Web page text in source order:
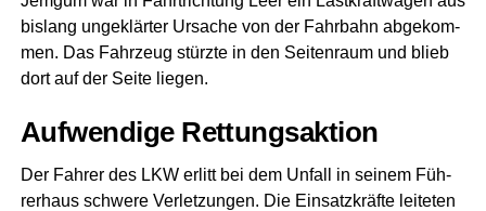
bis­lang unge­klär­ter Ursa­che von der Fahr­bahn abge­kom­
men. Das Fahr­zeug stürz­te in den Sei­ten­raum und blieb
dort auf der Sei­te liegen.
Auf­wen­di­ge Rettungsaktion
Der Fah­rer des LKW erlitt bei dem Unfall in sei­nem Füh­
rer­haus schwe­re Ver­let­zun­gen. Die Ein­satz­kräf­te lei­te­ten